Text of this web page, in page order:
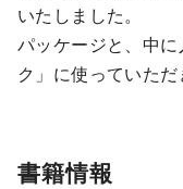
いたしました。
パッケージと、中
ク」に使っていただ
書籍情報